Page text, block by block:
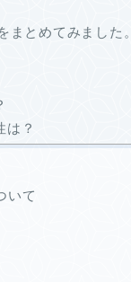
とめてみました。
は？
いて